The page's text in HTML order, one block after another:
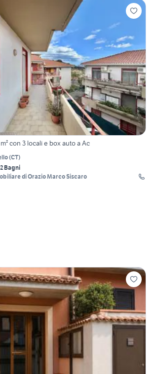
con 3 locali e box auto a Ac
(CT)
2 Bagni
di Orazio Marco Siscaro